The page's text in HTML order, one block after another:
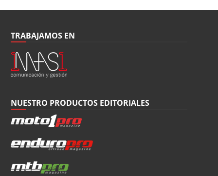
TRABAJAMOS EN
NUESTRO PRODUCTOS EDITORIALES